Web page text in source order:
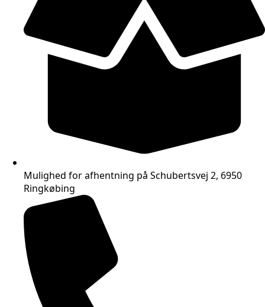
Mulighed for afhentning på Schubertsvej 2, 6950
Ringkøbing